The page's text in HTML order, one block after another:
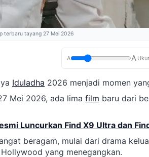
terbaru tayang 27 Mei 2026
A A
Iduladha 2026 menjadi momen
Mei 2026, ada lima film baru dari
Luncurkan Find X9 Ultra dan
beragam, mulai dari drama
yang menegangkan.